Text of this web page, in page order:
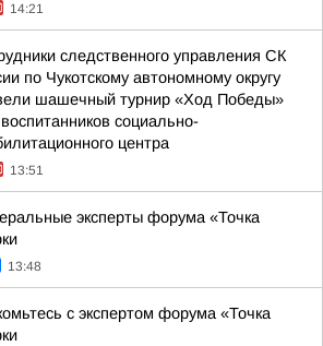
14:21
следственного управления СК
по Чукотскому автономному округу
шашечный турнир «Ход Победы»
социально-
центра
13:51
эксперты форума «Точка
13:48
с экспертом форума «Точка